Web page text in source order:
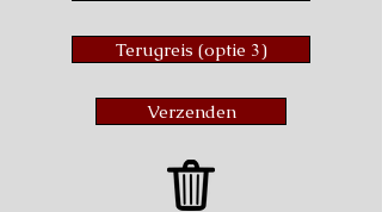
Terugreis (optie 3)
Verzenden